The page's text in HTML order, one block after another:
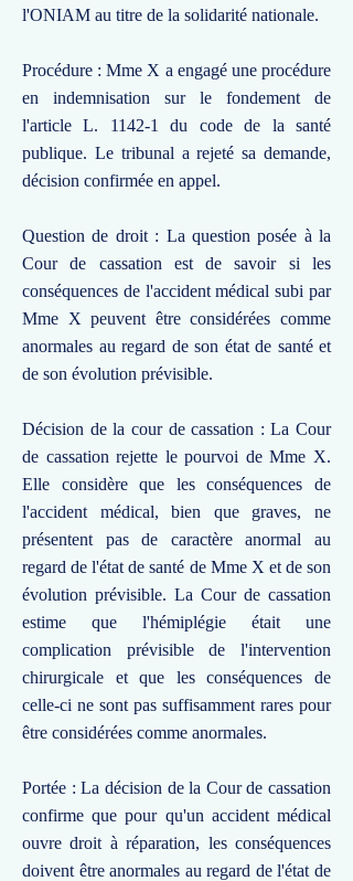
l'ONIAM au titre de la solidarité nationale.
Procédure : Mme X a engagé une procédure
en indemnisation sur le fondement de
l'article L. 1142-1 du code de la santé
publique. Le tribunal a rejeté sa demande,
décision confirmée en appel.
Question de droit : La question posée à la
Cour de cassation est de savoir si les
conséquences de l'accident médical subi par
Mme X peuvent être considérées comme
anormales au regard de son état de santé et
de son évolution prévisible.
Décision de la cour de cassation : La Cour
de cassation rejette le pourvoi de Mme X.
Elle considère que les conséquences de
l'accident médical, bien que graves, ne
présentent pas de caractère anormal au
regard de l'état de santé de Mme X et de son
évolution prévisible. La Cour de cassation
estime que l'hémiplégie était une
complication prévisible de l'intervention
chirurgicale et que les conséquences de
celle-ci ne sont pas suffisamment rares pour
être considérées comme anormales.
Portée : La décision de la Cour de cassation
confirme que pour qu'un accident médical
ouvre droit à réparation, les conséquences
doivent être anormales au regard de l'état de